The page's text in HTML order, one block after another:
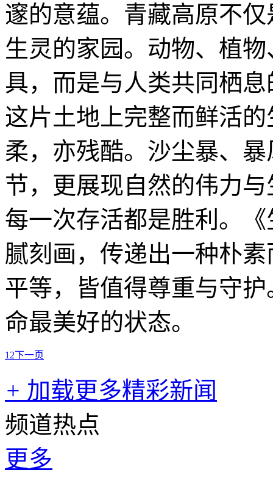
邃的意蕴。青藏高原不
生灵的家园。动物、植
具，而是与人类共同栖
这片土地上完整而鲜活
柔，亦残酷。沙尘暴、
节，更展现自然的伟力
每一次存活都是胜利。
腻刻画，传递出一种朴
平等，皆值得尊重与守
命最美好的状态。
1 2下一页
+ 加载更多精彩新闻
频道热点
更多